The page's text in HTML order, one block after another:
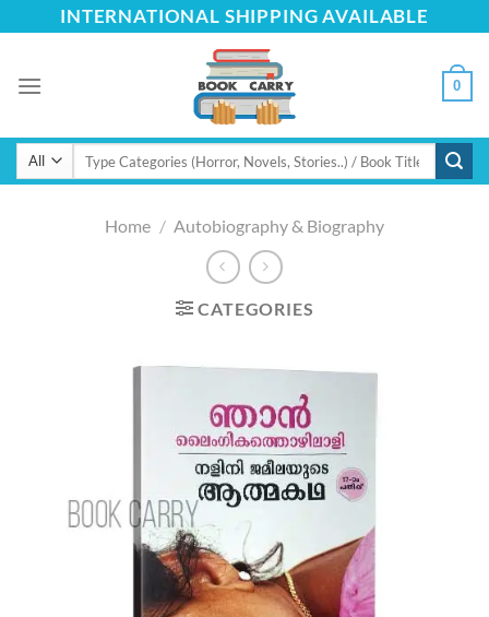
to
INTERNATIONAL SHIPPING AVAILABLE
0
Search
Home / Autobiography & Biography
CATEGORIES